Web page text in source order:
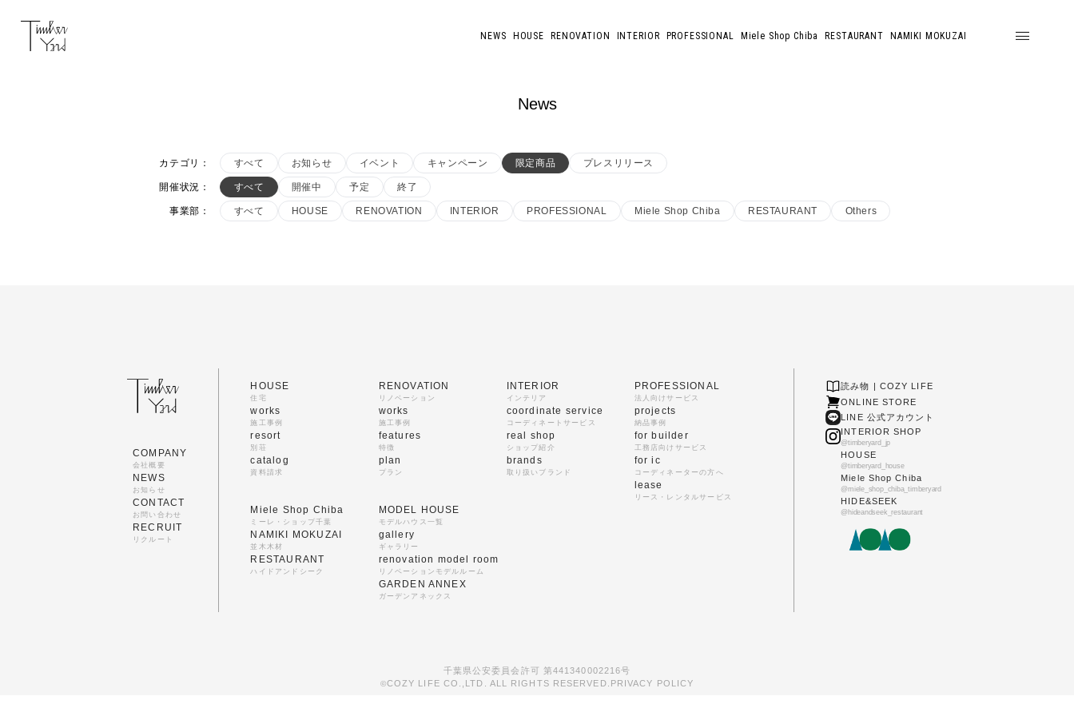
NEWS HOUSE RENOVATION INTERIOR PROFESSIONAL Miele Shop Chiba RESTAURANT NAMIKI MOKUZAI
News
カテゴリ ： すべて お知らせ イベント キャンペーン 限定商品 プレスリリース
開催状況 ： すべて 開催中 予定 終了
事業部 ： すべて HOUSE RENOVATION INTERIOR PROFESSIONAL Miele Shop Chiba RESTAURANT Others
COMPANY
会社概要
NEWS
お知らせ
CONTACT
お問い合わせ
RECRUIT
リクルート
HOUSE
住宅
works
施工事例
resort
別荘
catalog
資料請求
RENOVATION
リノベーション
works
施工事例
features
特徴
plan
プラン
INTERIOR
インテリア
coordinate service
コーディネートサービス
real shop
ショップ紹介
brands
取り扱いブランド
PROFESSIONAL
法人向けサービス
projects
納品事例
for builder
工務店向けサービス
for ic
コーディネーターの方へ
lease
リース・レンタルサービス
Miele Shop Chiba
ミーレ・ショップ千葉
NAMIKI MOKUZAI
並木木材
RESTAURANT
ハイドアンドシーク
MODEL HOUSE
モデルハウス一覧
gallery
ギャラリー
renovation model room
リノベーションモデルルーム
GARDEN ANNEX
ガーデンアネックス
読み物 | COZY LIFE
ONLINE STORE
LINE 公式アカウント
INTERIOR SHOP
@timberyard_jp
HOUSE
@timberyard_house
Miele Shop Chiba
@miele_shop_chiba_timberyard
HIDE&SEEK
@hideandseek_restaurant
千葉県公安委員会許可 第441340002216号
©COZY LIFE CO.,LTD. ALL RIGHTS RESERVED. PRIVACY POLICY